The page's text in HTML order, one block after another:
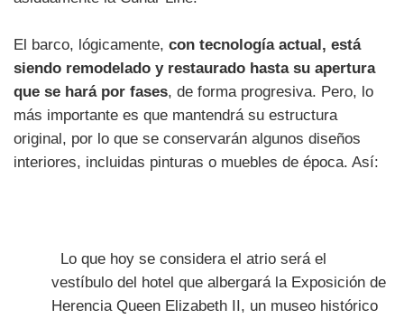
El barco, lógicamente, con tecnología actual, está
siendo remodelado y restaurado hasta su apertura
que se hará por fases, de forma progresiva. Pero, lo
más importante es que mantendrá su estructura
original, por lo que se conservarán algunos diseños
interiores, incluidas pinturas o muebles de época. Así:
Lo que hoy se considera el atrio será el
vestíbulo del hotel que albergará la Exposición de
Herencia Queen Elizabeth II, un museo histórico